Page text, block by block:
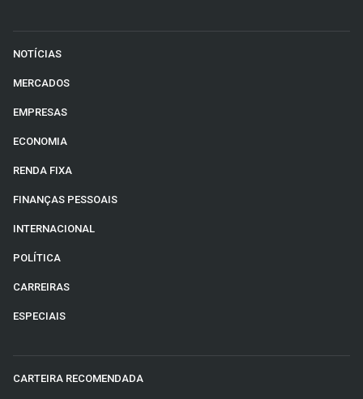
NOTÍCIAS
MERCADOS
EMPRESAS
ECONOMIA
RENDA FIXA
FINANÇAS PESSOAIS
INTERNACIONAL
POLÍTICA
CARREIRAS
ESPECIAIS
CARTEIRA RECOMENDADA